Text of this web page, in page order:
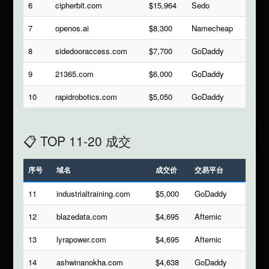
6
cipherbit.com $15,964
Sedo
7
openos.ai $8,300
Namecheap
8
sidedooraccess.com $7,700
GoDaddy
9
21365.com $6,000
GoDaddy
10
rapidrobotics.com $5,050 GoDaddy
📋 TOP 11-20 成交
序号 域名 成交价 交易平台
11 industrialtraining.com $5,000
GoDaddy
12
blazedata.com $4,695
Afternic
13
lyrapower.com $4,695
Afternic
14
ashwinanokha.com $4,638
GoDaddy